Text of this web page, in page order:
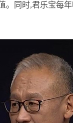
。同时,君乐宝每